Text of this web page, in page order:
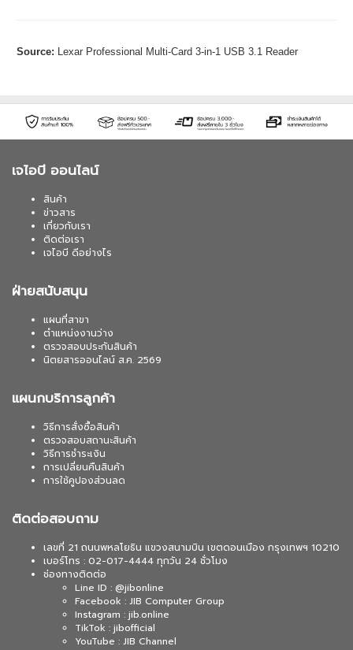
Source: Lexar Professional Multi-Card 3-in-1 USB 3.1 Reader
เจไอบี ออนไลน์
สินค้า
ข่าวสาร
เกี่ยวกับเรา
ติดต่อเรา
เจไอบี ดีอย่างไร
ฝ่ายสนับสนุน
แผนที่สาขา
ตำแหน่งงานว่าง
ตรวจสอบประกันสินค้า
นิตยสารออนไลน์ ส.ค. 2569
แผนกบริการลูกค้า
วิธีการสั่งซื้อสินค้า
ตรวจสอบสถานะสินค้า
วิธีการชำระเงิน
การเปลี่ยนคืนสินค้า
การใช้คูปองส่วนลด
ติดต่อสอบถาม
เลขที่ 21 ถนนพหลโยธิน แขวงสนามบิน เขตดอนเมือง กรุงเทพฯ 10210
เบอร์โทร : 02-017-4444 ทุกวัน 24 ชั่วโมง
ช่องทางติดต่อ
Line ID : @jibonline
Facebook : JIB Computer Group
Instagram : jib.online
TikTok : jibofficial
YouTube : JIB Channel